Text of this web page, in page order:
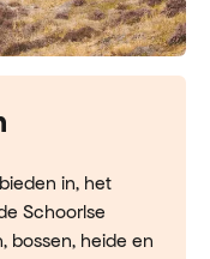
in, het
Schoorlse
bossen, heide en